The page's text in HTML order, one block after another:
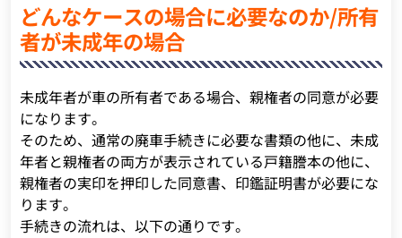
どんなケースの場合に必要なのか/所有
者が未成年の場合
未成年者が車の所有者である場合、親権者の同意が必要
になります。
そのため、通常の廃車手続きに必要な書類の他に、未成
年者と親権者の両方が表示されている戸籍謄本の他に、
親権者の実印を押印した同意書、印鑑証明書が必要にな
ります。
手続きの流れは、以下の通りです。